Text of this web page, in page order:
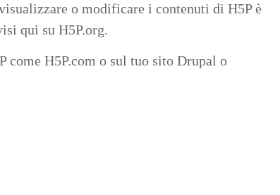
o modificare i contenuti di H5P è
qui su H5P.org.
come H5P.com o sul tuo sito Drupal o